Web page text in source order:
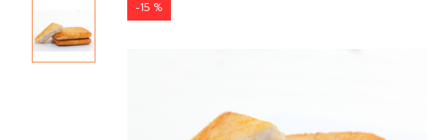
-15 %